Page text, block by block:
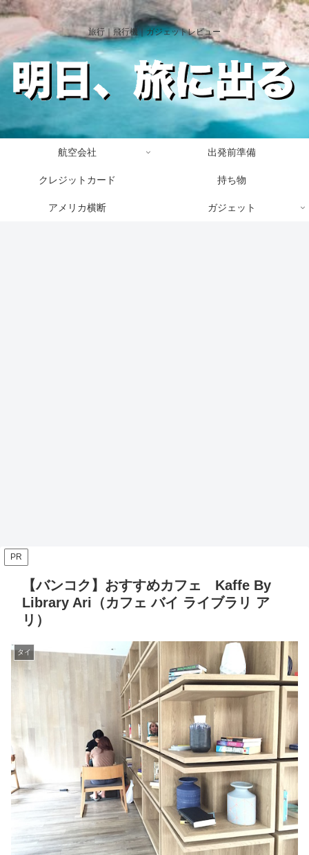
旅行｜飛行機｜ガジェットレビュー
航空会社 出発前準備
クレジットカード 持ち物
アメリカ横断 ガジェット
PR
【バンコク】おすすめカフェ Kaffe By
Library Ari（カフェ バイ ライブラリ ア
リ）
タイ